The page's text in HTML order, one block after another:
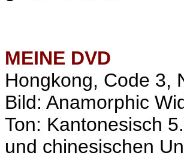
MEINE DVD
Hongkong, Code 3,
Bild: Anamorphic
Ton: Kantonesisch
und chinesischen